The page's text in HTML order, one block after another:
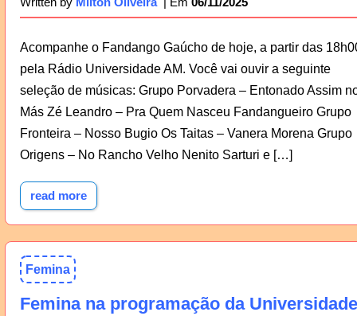
Acompanhe o Fandango Gaúcho de hoje, a partir das
pela Rádio Universidade AM. Você vai ouvir a seguinte
seleção de músicas: Grupo Porvadera – Entonado Assim
Más Zé Leandro – Pra Quem Nasceu Fandangueiro Grupo
Fronteira – Nosso Bugio Os Taitas – Vanera Morena Grupo
Origens – No Rancho Velho Nenito Sarturi e […]
read more
Femina
Femina na programação da Universidade